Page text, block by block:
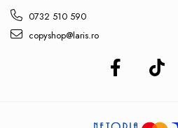
0732 510 590
copyshop@laris.ro